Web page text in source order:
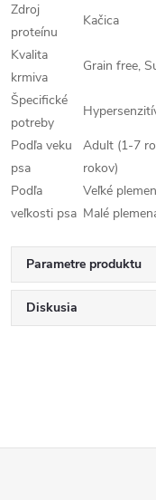
Zdroj
proteínu
Kačica
Kvalita
krmiva
Grain free,
Špecifické
potreby
Podľa veku
psa
Adult (1-7
rokov)
Podľa
veľkosti psa
Veľké
Malé
Parametre produktu
Diskusia